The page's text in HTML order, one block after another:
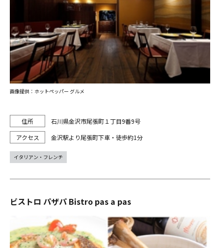
石川県金沢市尾張町１丁目9番9号
金沢駅より尾張町下車・徒歩約1分
画像提供：ホットペッパー グルメ
イタリアン・フレンチ
ビストロ パザパ Bistro pas a pas